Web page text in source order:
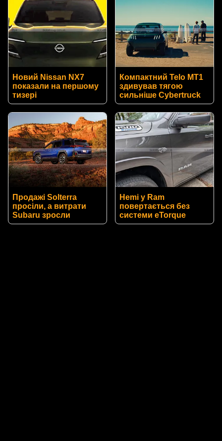
Новий Nissan NX7
показали на першому
тизері
Компактний Telo MT1
здивував тягою
сильніше Cybertruck
Продажі Solterra
просіли, а витрати
Subaru зросли
Hemi у Ram
повертається без
системи eTorque